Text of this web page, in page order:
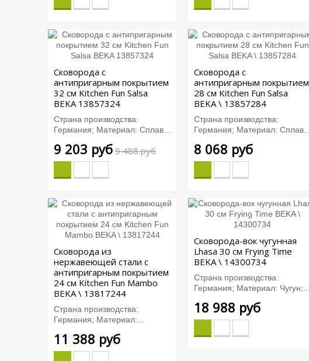
Сковорода с
антипригарным покрытием
32 см Kitchen Fun Salsa
BEKA 13857324
Страна производства:
Германия; Материал: Сплав...
9 203 руб 9 488 руб
Сковорода с
антипригарным покрытием
28 см Kitchen Fun Salsa
BEKA \ 13857284
Страна производства:
Германия; Материал: Сплав...
8 068 руб
Сковорода из
нержавеющей стали с
антипригарным покрытием
24 см Kitchen Fun Mambo
BEKA \ 13817244
Страна производства:
Германия; Материал:...
11 388 руб
Сковорода-вок чугунная
Lhasa 30 см Frying Time
BEKA \ 14300734
Страна производства:
Германия; Материал: Чугун;...
18 988 руб